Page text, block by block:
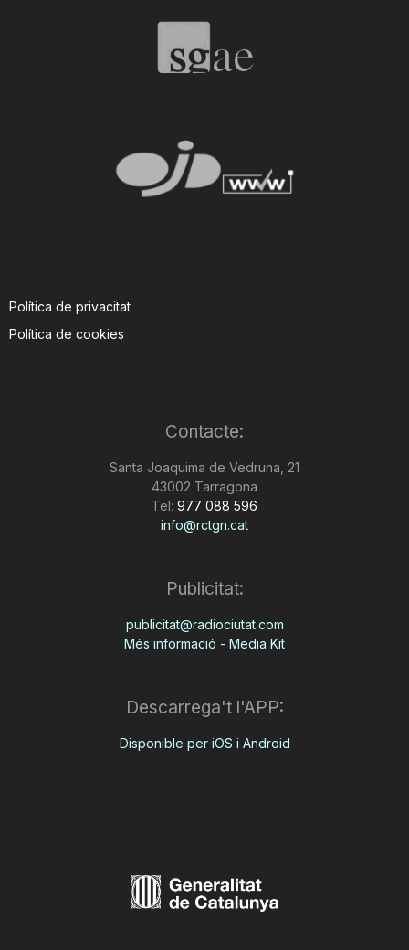
Política de privacitat
Política de cookies
Contacte:
Santa Joaquima de Vedruna, 21
43002 Tarragona
Tel: 977 088 596
info@rctgn.cat
Publicitat:
publicitat@radiociutat.com
Més informació - Media Kit
Descarrega't l'APP:
Disponible per iOS i Android